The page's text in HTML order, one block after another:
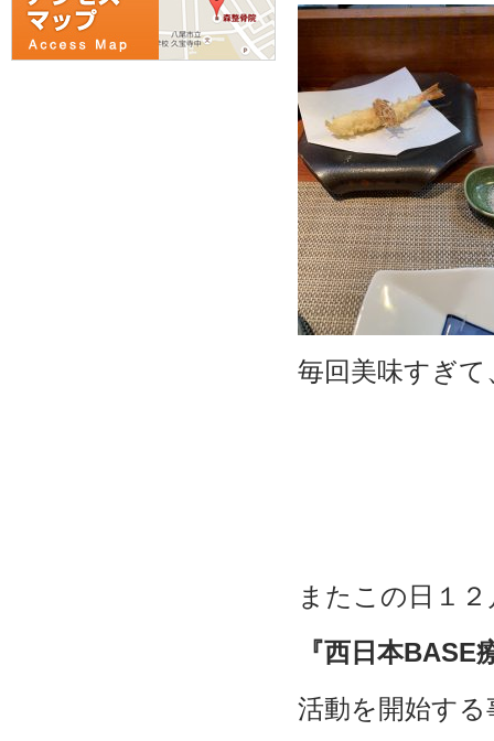
毎回美味すぎ
またこの日１
『西日本BASE
活動を開始す